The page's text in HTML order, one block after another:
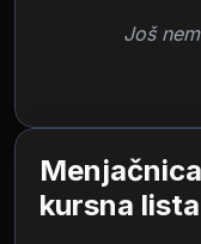
Još
kursna